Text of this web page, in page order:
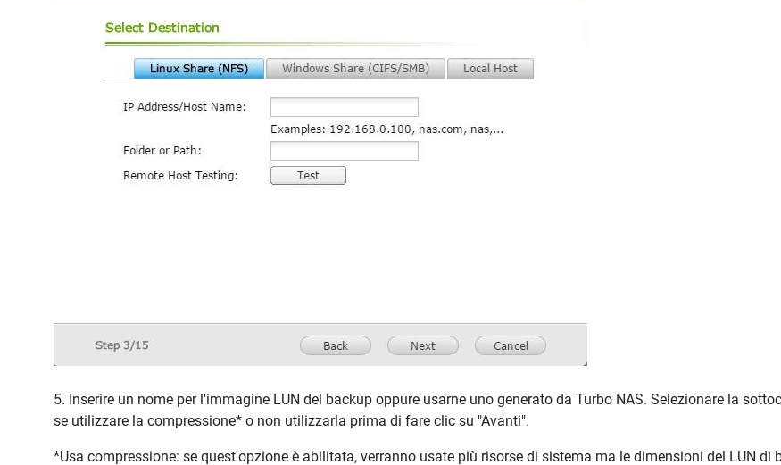
5. Inserire un nome per l'immagine LUN del backup oppure usarne uno generato da Turbo NAS. Selezionare la
se utilizzare la compressione* o non utilizzarla prima di fare clic su "Avanti".
*Usa compressione: se quest'opzione è abilitata, verranno usate più risorse di sistema ma le dimensioni del LUN